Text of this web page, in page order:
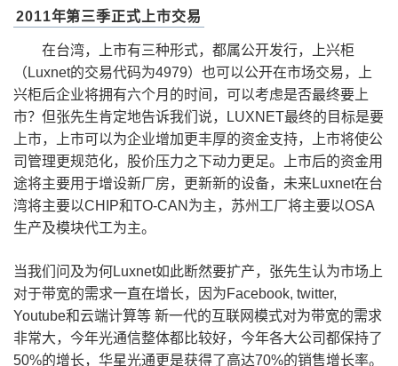
2011年第三季正式上市交易
在台湾，上市有三种形式，都属公开发行，上兴柜
（Luxnet的交易代码为4979）也可以公开在市场交易，上
兴柜后企业将拥有六个月的时间，可以考虑是否最终要上
市？但张先生肯定地告诉我们说，LUXNET最终的目标是要
上市，上市可以为企业增加更丰厚的资金支持，上市将使公
司管理更规范化，股价压力之下动力更足。上市后的资金用
途将主要用于增设新厂房，更新新的设备，未来Luxnet在台
湾将主要以CHIP和TO-CAN为主，苏州工厂将主要以OSA
生产及模块代工为主。
当我们问及为何Luxnet如此断然要扩产，张先生认为市场上
对于带宽的需求一直在增长，因为Facebook, twitter,
Youtube和云端计算等 新一代的互联网模式对为带宽的需求
非常大，今年光通信整体都比较好，今年各大公司都保持了
50%的增长，华星光通更是获得了高达70%的销售增长率。